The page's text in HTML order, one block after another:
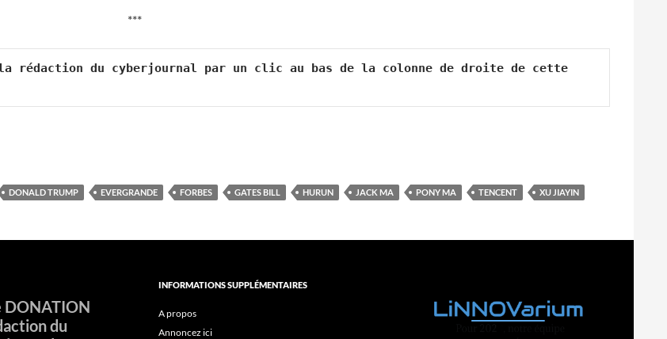
***
la rédaction du cyberjournal par un clic au bas de la colonne de droite de cette
DONALD TRUMP EVERGRANDE FORBES GATES BILL HURUN JACK MA PONY MA TENCENT XU JIAYIN
DONATION
du
INFORMATIONS SUPPLÉMENTAIRES
A propos
Annoncez ici